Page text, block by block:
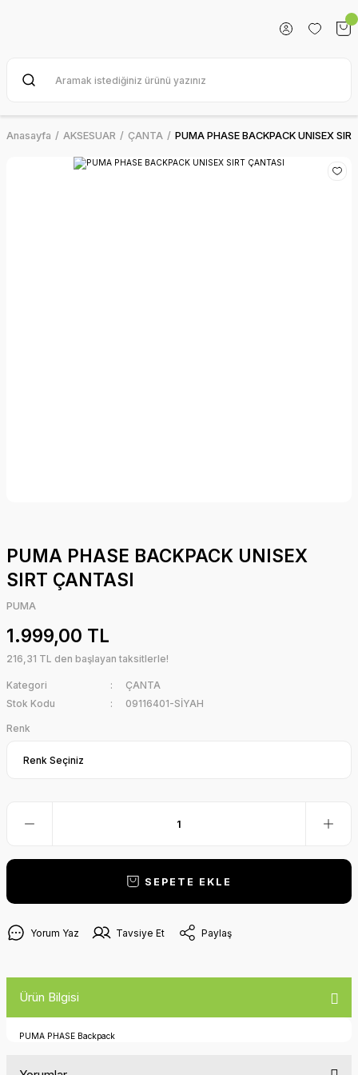
Anasayfa AKSESUAR ÇANTA PUMA PHASE BACKPACK UNISEX
PUMA PHASE BACKPACK UNISEX
SIRT ÇANTASI
PUMA
1.999,00 TL
216,31 TL den başlayan taksitlerle!
Kategori
ÇANTA
Stok Kodu
09116401-SİYAH
Renk
SEPETE EKLE
Yorum Yaz Tavsiye Et Paylaş
Ürün Bilgisi
PUMA PHASE Backpack